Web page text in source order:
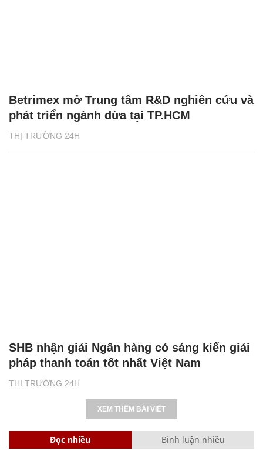
THỊ TRƯỜNG 24H
Betrimex mở Trung tâm R&D nghiên cứu và
phát triển ngành dừa tại TP.HCM
THỊ TRƯỜNG 24H
SHB nhận giải Ngân hàng có sáng kiến giải
pháp thanh toán tốt nhất Việt Nam
XEM THÊM BÀI VIẾT
Đọc nhiều Bình luận nhiều